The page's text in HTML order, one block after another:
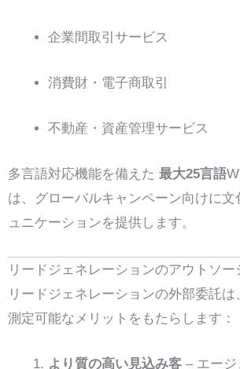
企業間取引サービス
消費財・電子商取引
不動産・資産管理サービス
多言語対応機能を備えた 最大25言語
は、グローバルキャンペーン向けに文
ュニケーションを提供します。
リードジェネレーションのアウトソー
リードジェネレーションの外部委託
測定可能なメリットをもたらします：
より質の高い見込み客 – エージ